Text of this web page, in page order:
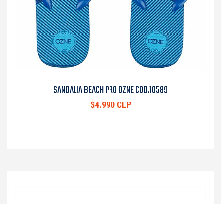
SANDALIA BEACH PRO OZNE COD.10589
$4.990 CLP